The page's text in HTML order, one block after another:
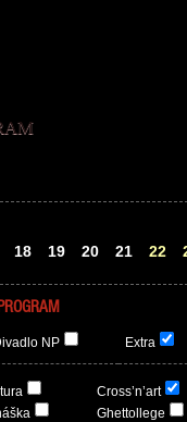
18 19 20 21 22
NP Extra
Cross’n’art
Ghettollege